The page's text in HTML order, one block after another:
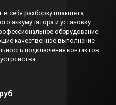
себя разборку планшета,
аккумулятора и установку
оборудование
качественное выполнение
подключения контактов
руб